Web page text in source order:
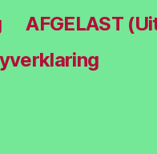
AFGELAST